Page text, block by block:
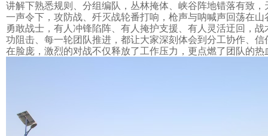
讲解下熟悉规则、分组编队 ， 丛林掩体、峡谷阵地错落有致
一声令下，攻防战、歼灭战轮番打响，枪声与呐喊声回荡在
勇敢战士，有人冲锋陷阵、有人掩护支援、有人灵活迂回，
功阻击、每一轮团队推进，都让大家深刻体会到分工协作、
在脸庞，激烈的对战不仅释放了工作压力，更点燃了团队的热